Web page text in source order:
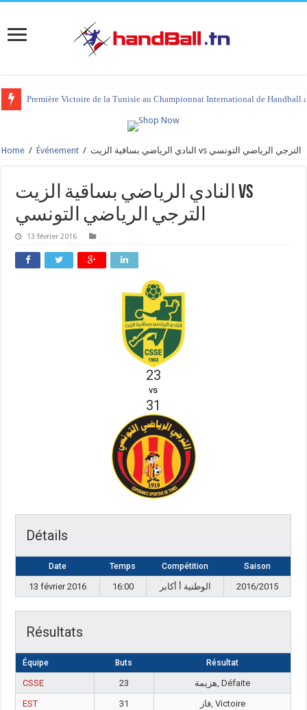
Première Victoire de la Tunisie au Championnat International de Handball
Home / Événement / النادي الرياضي بساقية الزيت vs الترجي الرياضي التونسي
النادي الرياضي بساقية الزيت vs
الترجي الرياضي التونسي
13 février 2016
23
vs
31
Détails
Date Temps Compétition Saison
13 février 2016 16:00 الوطنية أ أكابر 2016/2015
Résultats
Équipe Buts Résultat
CSSE 23
هزيمة, Défaite
EST
31 فاز, Victoire